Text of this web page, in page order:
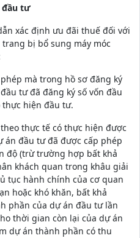
đầu tư
xác định ưu đãi thuế đối với
bị bổ sung máy móc
mà trong hồ sơ đăng ký
tư đã đăng ký số vốn đầu
hiện đầu tư.
thực tế có thực hiện được
án đầu tư đã được cấp phép
độ (trừ trường hợp bất khả
khách quan trong khâu giải
tục hành chính của cơ quan
hoặc khó khăn, bất khả
phần của dự án đầu tư lần
thời gian còn lại của dự án
dự án thành phần có thu